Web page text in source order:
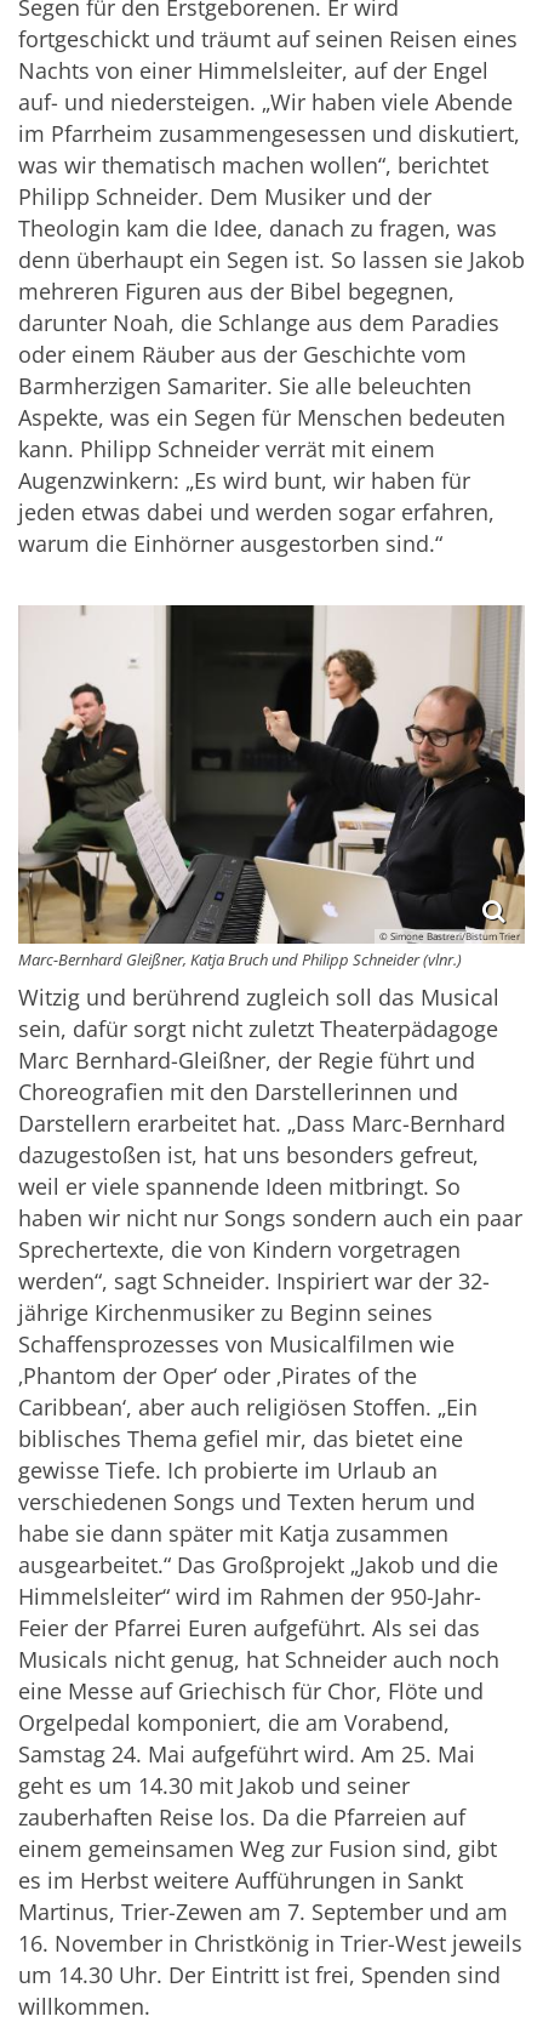
Segen für den Erstgeborenen. Er wird
fortgeschickt und träumt auf seinen Reisen eines
Nachts von einer Himmelsleiter, auf der Engel
auf- und niedersteigen. „Wir haben viele Abende
im Pfarrheim zusammengesessen und diskutiert,
was wir thematisch machen wollen“, berichtet
Philipp Schneider. Dem Musiker und der
Theologin kam die Idee, danach zu fragen, was
denn überhaupt ein Segen ist. So lassen sie Jakob
mehreren Figuren aus der Bibel begegnen,
darunter Noah, die Schlange aus dem Paradies
oder einem Räuber aus der Geschichte vom
Barmherzigen Samariter. Sie alle beleuchten
Aspekte, was ein Segen für Menschen bedeuten
kann. Philipp Schneider verrät mit einem
Augenzwinkern: „Es wird bunt, wir haben für
jeden etwas dabei und werden sogar erfahren,
warum die Einhörner ausgestorben sind.“
© Simone Bastreri/Bistum Trier
Marc-Bernhard Gleißner, Katja Bruch und Philipp Schneider (vlnr.)
Witzig und berührend zugleich soll das Musical
sein, dafür sorgt nicht zuletzt Theaterpädagoge
Marc Bernhard-Gleißner, der Regie führt und
Choreografien mit den Darstellerinnen und
Darstellern erarbeitet hat. „Dass Marc-Bernhard
dazugestoßen ist, hat uns besonders gefreut,
weil er viele spannende Ideen mitbringt. So
haben wir nicht nur Songs sondern auch ein paar
Sprechertexte, die von Kindern vorgetragen
werden“, sagt Schneider. Inspiriert war der 32-
jährige Kirchenmusiker zu Beginn seines
Schaffensprozesses von Musicalfilmen wie
‚Phantom der Oper‘ oder ‚Pirates of the
Caribbean‘, aber auch religiösen Stoffen. „Ein
biblisches Thema gefiel mir, das bietet eine
gewisse Tiefe. Ich probierte im Urlaub an
verschiedenen Songs und Texten herum und
habe sie dann später mit Katja zusammen
ausgearbeitet.“ Das Großprojekt „Jakob und die
Himmelsleiter“ wird im Rahmen der 950-Jahr-
Feier der Pfarrei Euren aufgeführt. Als sei das
Musicals nicht genug, hat Schneider auch noch
eine Messe auf Griechisch für Chor, Flöte und
Orgelpedal komponiert, die am Vorabend,
Samstag 24. Mai aufgeführt wird. Am 25. Mai
geht es um 14.30 mit Jakob und seiner
zauberhaften Reise los. Da die Pfarreien auf
einem gemeinsamen Weg zur Fusion sind, gibt
es im Herbst weitere Aufführungen in Sankt
Martinus, Trier-Zewen am 7. September und am
16. November in Christkönig in Trier-West jeweils
um 14.30 Uhr. Der Eintritt ist frei, Spenden sind
willkommen.